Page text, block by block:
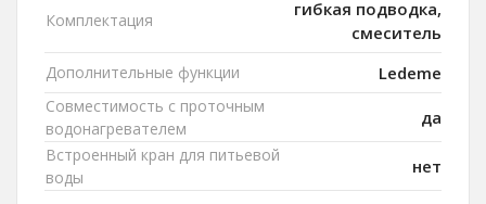
Комплектация
гибкая подводка,
смеситель
Дополнительные функции Ledeme
Совместимость с проточным
водонагревателем
да
Встроенный кран для питьевой
воды
нет